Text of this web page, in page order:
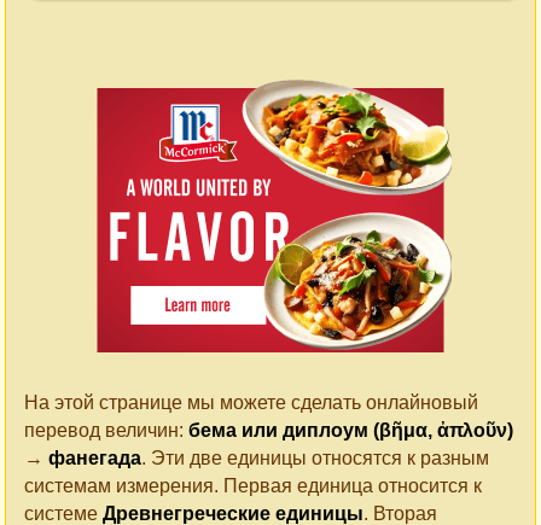
На этой странице мы можете сделать онлайновый
перевод величин: бема или диплоум (βῆμα, ἀπλοῦν)
→ фанегада. Эти две единицы относятся к разным
системам измерения. Первая единица относится к
системе Древнегреческие единицы. Вторая